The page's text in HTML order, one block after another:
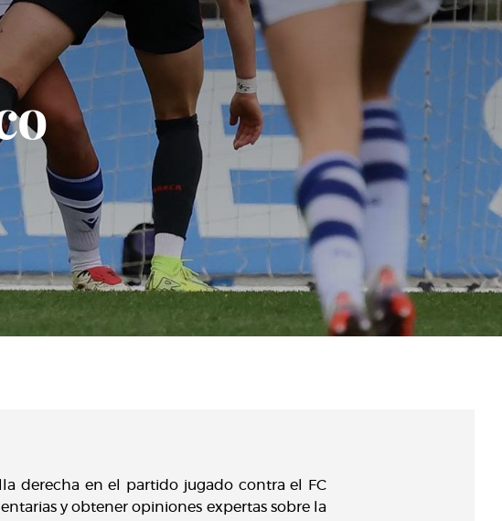
derecha en el partido jugado contra el FC
y obtener opiniones expertas sobre la